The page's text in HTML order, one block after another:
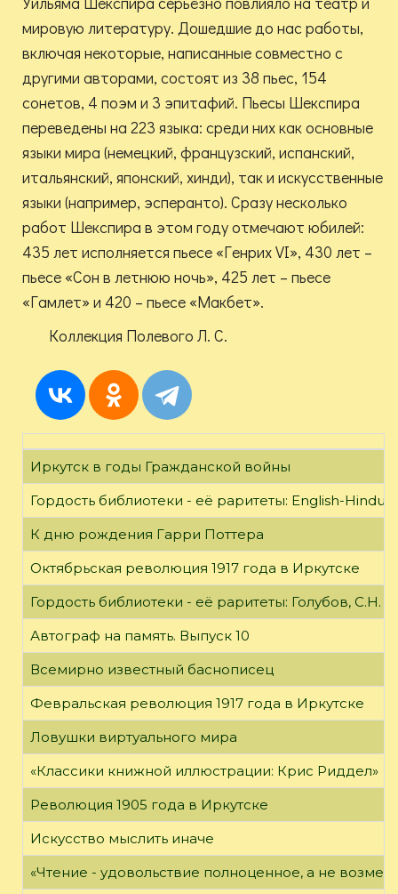
мировую литературу. Дошедшие до нас работы,
включая некоторые, написанные совместно с
другими авторами, состоят из 38 пьес, 154
сонетов, 4 поэм и 3 эпитафий. Пьесы Шекспира
переведены на 223 языка: среди них как основные
языки мира (немецкий, французский, испанский,
итальянский, японский, хинди), так и искусственные
языки (например, эсперанто). Сразу несколько
работ Шекспира в этом году отмечают юбилей:
435 лет исполняется пьесе «Генрих VI», 430 лет –
пьесе «Сон в летнюю ночь», 425 лет – пьесе
«Гамлет» и 420 – пьесе «Макбет».
Коллекция Полевого Л. С.
Иркутск в годы Гражданской войны
Гордость библиотеки - её раритеты: English-
К дню рождения Гарри Поттера
Октябрьская революция 1917 года в Иркутске
Гордость библиотеки - её раритеты: Голубов, С.Н.
Автограф на память. Выпуск 10
Всемирно известный баснописец
Февральская революция 1917 года в Иркутске
Ловушки виртуального мира
«Классики книжной иллюстрации: Крис Риддел»
Революция 1905 года в Иркутске
Искусство мыслить иначе
«Чтение - удовольствие полноценное, а не